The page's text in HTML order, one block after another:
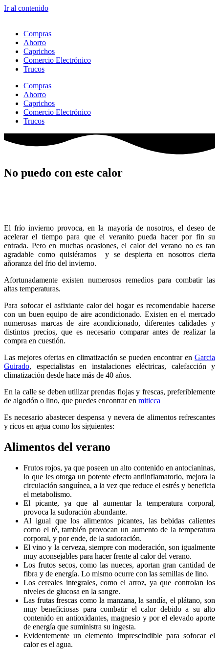
Ir al contenido
Compras
Ahorro
Caprichos
Comercio Electrónico
Trucos
Compras
Ahorro
Caprichos
Comercio Electrónico
Trucos
No puedo con este calor
El frío invierno provoca, en la mayoría de nosotros, el deseo de
acelerar el tiempo para que el veranito pueda hacer por fin su
entrada. Pero en muchas ocasiones, el calor del verano no es tan
agradable como quisiéramos y se despierta en nosotros cierta
añoranza del frio del invierno.
Afortunadamente existen numerosos remedios para combatir las
altas temperaturas.
Para sofocar el asfixiante calor del hogar es recomendable hacerse
con un buen equipo de aire acondicionado. Existen en el mercado
numerosas marcas de aire acondicionado, diferentes calidades y
distintos precios, que es necesario comparar antes de realizar la
compra en cuestión.
Las mejores ofertas en climatización se pueden encontrar en Garcia
Guirado, especialistas en instalaciones eléctricas, calefacción y
climatización desde hace más de 40 años.
En la calle se deben utilizar prendas flojas y frescas, preferiblemente
de algodón o lino, que puedes encontrar en miticca
Es necesario abastecer despensa y nevera de alimentos refrescantes
y ricos en agua como los siguientes:
Alimentos del verano
Frutos rojos, ya que poseen un alto contenido en antocianinas,
lo que les otorga un potente efecto antiinflamatorio, mejora la
circulación sanguínea, a la vez que reduce el estrés y beneficia
el metabolismo.
El picante, ya que al aumentar la temperatura corporal,
provoca la sudoración abundante.
Al igual que los alimentos picantes, las bebidas calientes
como el té, también provocan un aumento de la temperatura
corporal, y por ende, de la sudoración.
El vino y la cerveza, siempre con moderación, son igualmente
muy aconsejables para hacer frente al calor del verano.
Los frutos secos, como las nueces, aportan gran cantidad de
fibra y de energía. Lo mismo ocurre con las semillas de lino.
Los cereales integrales, como el arroz, ya que controlan los
niveles de glucosa en la sangre.
Las frutas frescas como la manzana, la sandía, el plátano, son
muy beneficiosas para combatir el calor debido a su alto
contenido en antioxidantes, magnesio y por el elevado aporte
de energía que suministra su ingesta.
Evidentemente un elemento imprescindible para sofocar el
calor es el agua.